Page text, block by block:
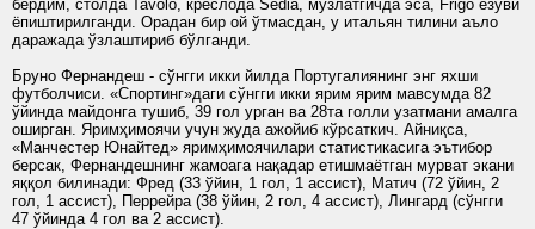
бердим, столда Tavolo, креслода Sedia, музлатгичда эса, Frigo ёзуви
ёпиштирилганди. Орадан бир ой ўтмасдан, у итальян тилини аъло
даражада ўзлаштириб бўлганди.
Бруно Фернандеш - сўнгги икки йилда Португалиянинг энг яхши
футболчиси. «Спортинг»даги сўнгги икки ярим ярим мавсумда 82
ўйинда майдонга тушиб, 39 гол урган ва 28та голли узатмани амалга
оширган. Яримҳимоячи учун жуда ажойиб кўрсаткич. Айниқса,
«Манчестер Юнайтед» яримҳимоячилари статистикасига эътибор
берсак, Фернандешнинг жамоага нақадар етишмаётган мурват экани
яққол билинади: Фред (33 ўйин, 1 гол, 1 ассист), Матич (72 ўйин, 2
гол, 1 ассист), Перрейра (38 ўйин, 2 гол, 4 ассист), Лингард (сўнгги
47 ўйинда 4 гол ва 2 ассист).